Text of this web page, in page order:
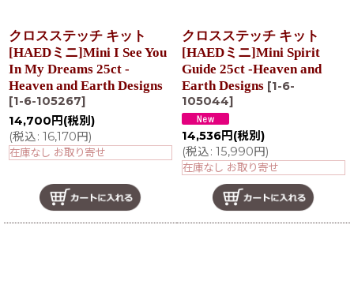
クロスステッチ キット
[HAEDミニ]Mini I See You
In My Dreams 25ct -
Heaven and Earth Designs
[1-6-105267]
14,700 円 (税別)
(税込: 16,170円)
在庫なし お取り寄せ
クロスステッチ キット
[HAEDミニ]Mini Spirit
Guide 25ct -Heaven and
Earth Designs [1-6-
105044]
14,536円 (税別)
(税込: 15,990円)
在庫なし お取り寄せ